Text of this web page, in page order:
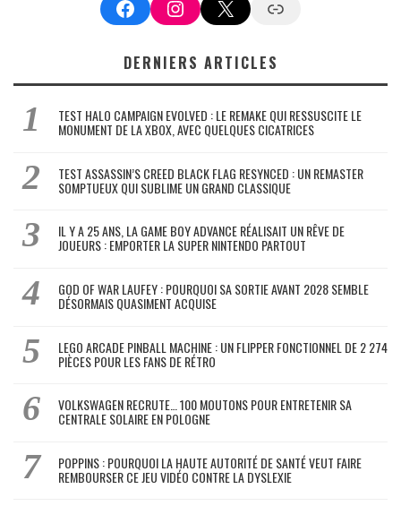
FacebookInstagram
X Google News
DERNIERS ARTICLES
TEST HALO CAMPAIGN EVOLVED : LE REMAKE QUI RESSUSCITE LE
MONUMENT DE LA XBOX, AVEC QUELQUES CICATRICES
TEST ASSASSIN’S CREED BLACK FLAG RESYNCED : UN REMASTER
SOMPTUEUX QUI SUBLIME UN GRAND CLASSIQUE
IL Y A 25 ANS, LA GAME BOY ADVANCE RÉALISAIT UN RÊVE DE
JOUEURS : EMPORTER LA SUPER NINTENDO PARTOUT
GOD OF WAR LAUFEY : POURQUOI SA SORTIE AVANT 2028 SEMBLE
DÉSORMAIS QUASIMENT ACQUISE
LEGO ARCADE PINBALL MACHINE : UN FLIPPER FONCTIONNEL DE 2 274
PIÈCES POUR LES FANS DE RÉTRO
VOLKSWAGEN RECRUTE… 100 MOUTONS POUR ENTRETENIR SA
CENTRALE SOLAIRE EN POLOGNE
POPPINS : POURQUOI LA HAUTE AUTORITÉ DE SANTÉ VEUT FAIRE
REMBOURSER CE JEU VIDÉO CONTRE LA DYSLEXIE